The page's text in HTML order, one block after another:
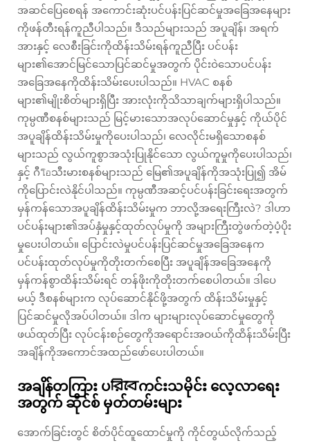
အဆင်ပြေစေရန် အကောင်းဆုံးပင်ပန်းပြင်ဆင်မှုအခြေအနေများ
ကိုဖန်တီးရန်ကူညီပါသည်။ ဒီသည်များသည် အပူချိန်၊ အရက်
အားနှင့် လေစီးခြင်းကိုထိန်းသိမ်းရန်ကူညီပြီး ပင်ပန်း
များ၏အောင်မြင်သောပြင်ဆင်မှုအတွက် ပိုင်းဝဲသောပင်ပန်း
အခြေအနေကိုထိန်းသိမ်းပေးပါသည်။ HVAC စနစ်
များ၏မျိုးစိတ်များရှိပြီး အားလုံးကိုသိသာချက်များရှိပါသည်။
ကုမ္ပဏီစနစ်များသည် မြင့်မားသောအလုပ်ဆောင်မှုနှင့် ကိုယ်ပိုင်
အပူချိန်ထိန်းသိမ်းမှုကိုပေးပါသည်၊ လေလိုင်းမရှိသောစနစ်
များသည် လွယ်ကူစွာအသုံးပြုနိုင်သော လွယ်ကူမှုကိုပေးပါသည်၊
နှင့် ဂီโอသီးမားစနစ်များသည် မြေ၏အပူချိန်ကိုအသုံးပြု၍ အိမ်
ကိုပြောင်းလဲနိုင်ပါသည်။ ကုမ္ပဏီအဆင့်ပင်ပန်းခြင်းရေးအတွက်
မှန်ကန်သောအပူချိန်ထိန်းသိမ်းမှုက ဘာလို့အရေးကြီးလဲ? ဒါဟာ
ပင်ပန်းများ၏အပ်နှံမှုနှင့်ထုတ်လုပ်မှုကို အများကြီးတွဲဖက်တဲ့ပံ့ပိုး
မှုပေးပါတယ်။ ပြောင်းလဲမှုပင်ပန်းပြင်ဆင်မှုအခြေအနေက
ပင်ပန်းထုတ်လုပ်မှုကိုတိုးတက်စေပြီး အပူချိန်အခြေအနေကို
မှန်ကန်စွာထိန်းသိမ်းရင် တန်ဖိုးကိုတိုးတက်စေပါတယ်။ ဒါပေ
မယ့် ဒီစနစ်များက လုပ်ဆောင်နိုင်ဖို့အတွက် ထိန်းသိမ်းမှုနှင့်
ပြင်ဆင်မှုလိုအပ်ပါတယ်။ ဒါက များများလုပ်ဆောင်မှုတွေကို
ဖယ်ထုတ်ပြီး လုပ်ငန်းစဉ်တွေကိုအရောင်းအဝယ်ကိုထိန်းသိမ်းပြီး
အချိန်ကိုအကောင်အထည်ဖော်ပေးပါတယ်။
အချိန်တကြား ပরিবেကင်းသမိုင်း လေ့လာရေး
အတွက် ဆိုင်စ် မှတ်တမ်းများ
အောက်ခြင်းတွင် စိတ်ပိုင်ထူထောင်မှုကို ကိုင်တွယ်လိုက်သည့်